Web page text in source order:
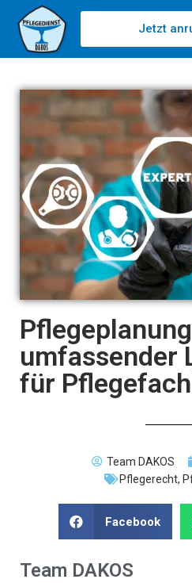
Jetzt
umfassender
für
Team DAKOS
Pflegerecht,
Facebook
Team DAKOS